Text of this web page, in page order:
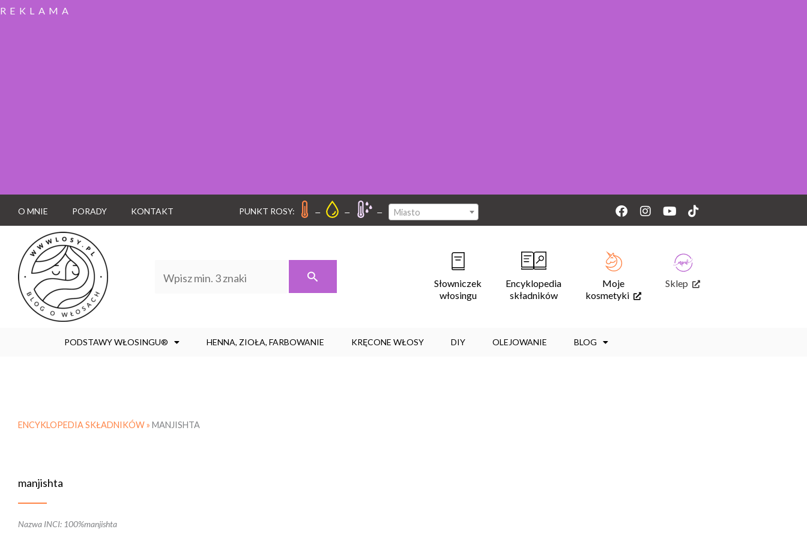
REKLAMA
O MNIE PORADY KONTAKT PUNKT ROSY: – – – Miasto Facebook
Instagram
YoutubeTiktok
Słowniczek
włosingu
Encyklopedia
składników
Moje
kosmetyki
Sklep
PODSTAWY WŁOSINGU® HENNA, ZIOŁA, FARBOWANIE KRĘCONE WŁOSY DIY OLEJOWANIE BLOG
ENCYKLOPEDIA SKŁADNIKÓW » MANJISHTA
manjishta
Nazwa INCI: 100%manjishta